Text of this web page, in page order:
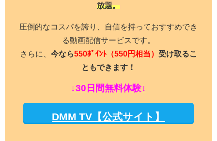
放題。
圧倒的なコスパを誇り、自信を持っておすすめでき
る動画配信サービスです。
さらに、 今なら550ﾎﾟｲﾝﾄ （550円相当） 受け取るこ
ともできます！
↓30日間無料体験↓
DMM TV【公式サイト】